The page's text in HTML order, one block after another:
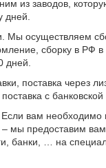
из заводов,
дней.
Мы осуществляем
сборку в РФ
дней.
поставка через
с банковской
вам необходимо
– мы предоставим
банки, … на